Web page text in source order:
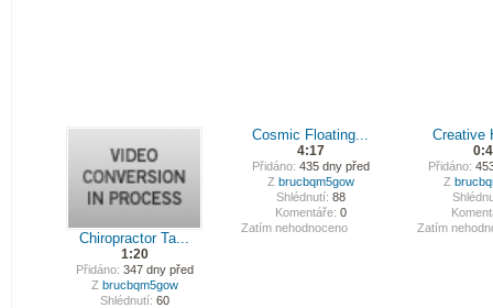
Chiropractor Ta...
1:20
Přidáno: 347 dny před
Z brucbqm5gow
Shlédnutí: 60
Cosmic Floating...
4:17
Přidáno: 435 dny před
Z brucbqm5gow
Shlédnutí: 88
Komentáře: 0
Zatím nehodnoceno
Creative
Přidáno:
Z
Zatím